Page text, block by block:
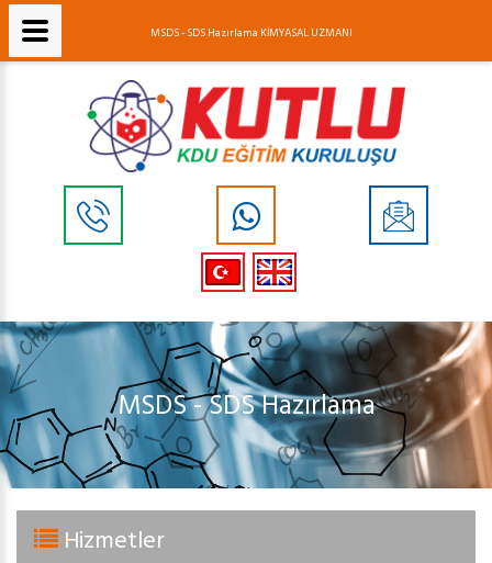
MSDS - SDS Hazırlama
Hizmetler
MSDS - SDS Hazırlama KİMYASAL UZMANI